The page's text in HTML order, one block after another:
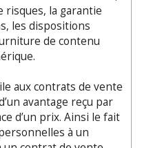
la garantie
les dispositions
de contenu
aux contrats de vente
avantage reçu par
d’un prix. Ainsi le fait
à un